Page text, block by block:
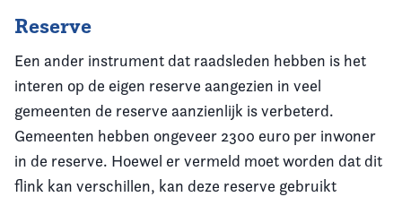
Reserve
Een ander instrument dat raadsleden hebben is het
interen op de eigen reserve aangezien in veel
gemeenten de reserve aanzienlijk is verbeterd.
Gemeenten hebben ongeveer 2300 euro per inwoner
in de reserve. Hoewel er vermeld moet worden dat dit
flink kan verschillen, kan deze reserve gebruikt